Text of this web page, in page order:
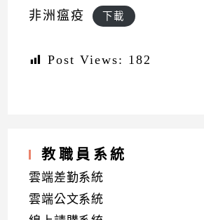
非洲瘟疫 下載
Post Views: 182
教職員系統
雲端差勤系統
雲端公文系統